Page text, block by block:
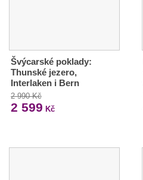
Švýcarské poklady:
Thunské jezero,
Interlaken i Bern
2 990 Kč
2 599 Kč